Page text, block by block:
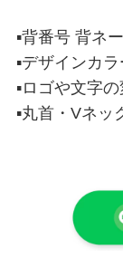
▪背番号 背ネ
▪デザインカ
▪ロゴや文字
▪丸首・Vネッ